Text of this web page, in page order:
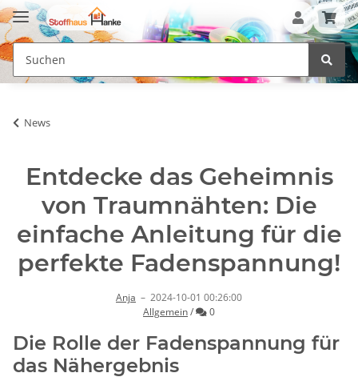
News
Entdecke das Geheimnis
von Traumnähten: Die
einfache Anleitung für die
perfekte Fadenspannung!
Anja – 2024-10-01 00:26:00
Allgemein/ Kommentare
0
Die Rolle der Fadenspannung für
das Nähergebnis